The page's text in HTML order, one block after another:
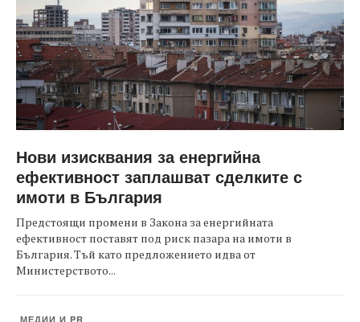
Нови изисквания за енергийна
ефективност заплашват сделките с
имоти в България
Предстоящи промени в Закона за енергийната
ефективност поставят под риск пазара на имоти в
България. Тъй като предложението идва от
Министерството...
МЕДИИ И PR